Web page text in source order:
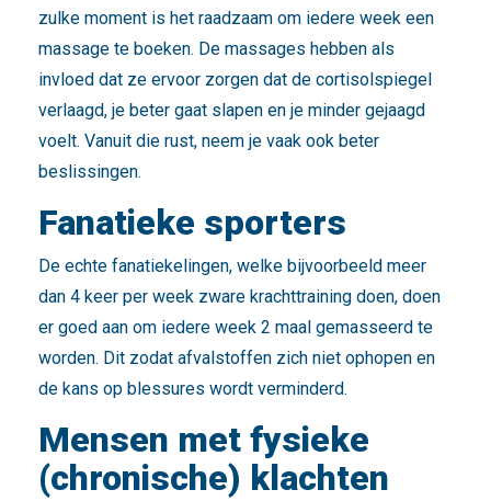
zulke moment is het raadzaam om iedere week een
massage te boeken. De massages hebben als
invloed dat ze ervoor zorgen dat de cortisolspiegel
verlaagd, je beter gaat slapen en je minder gejaagd
voelt. Vanuit die rust, neem je vaak ook beter
beslissingen.
Fanatieke sporters
De echte fanatiekelingen, welke bijvoorbeeld meer
dan 4 keer per week zware krachttraining doen, doen
er goed aan om iedere week 2 maal gemasseerd te
worden. Dit zodat afvalstoffen zich niet ophopen en
de kans op blessures wordt verminderd.
Mensen met fysieke
(chronische) klachten